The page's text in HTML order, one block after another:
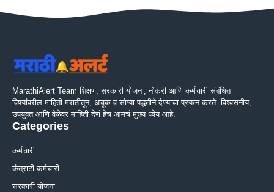
MarathiAlert Team शिक्षण, सरकारी योजना, नोकरी आणि कर्मचारी संबंधित
विषयांवरील माहिती मराठीतून, अचूक व सोप्या पद्धतीने देण्याचा प्रयत्न करते. विश्वसनीय,
उपयुक्त आणि वेळेवर माहिती देणं हेच आमचं मुख्य ध्येय आहे.
Categories
कर्मचारी
कंत्राटी कर्मचारी
सरकारी योजना